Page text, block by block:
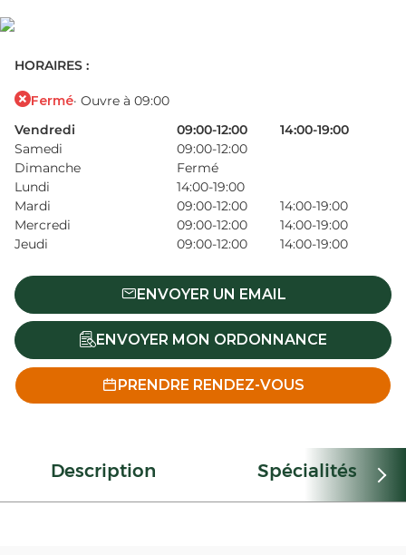
HORAIRES :
Fermé· Ouvre à 09:00
Vendredi
09:00-12:00
14:00-19:00
Samedi
09:00-12:00
Dimanche
Fermé
Lundi
14:00-19:00
Mardi
09:00-12:00
14:00-19:00
Mercredi
09:00-12:00
14:00-19:00
Jeudi
09:00-12:00 14:00-19:00
ENVOYER UN EMAIL
ENVOYER MON ORDONNANCE
PRENDRE RENDEZ-VOUS
Description Spécialités